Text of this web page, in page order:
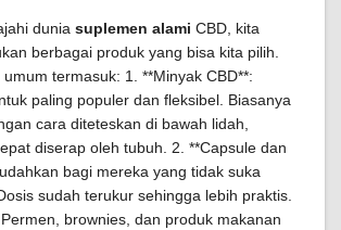
dunia suplemen alami CBD, kita
berbagai produk yang bisa kita pilih.
termasuk: 1. **Minyak CBD**:
paling populer dan fleksibel. Biasanya
cara diteteskan di bawah lidah,
diserap oleh tubuh. 2. **Capsule dan
bagi mereka yang tidak suka
sudah terukur sehingga lebih praktis.
brownies, dan produk makanan